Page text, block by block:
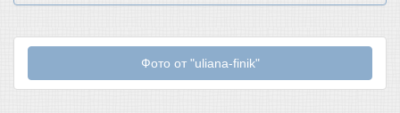
Фото от "uliana-finik"